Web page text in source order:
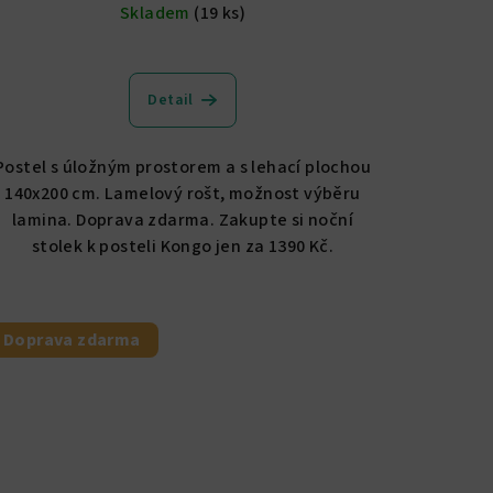
Skladem (19 ks)
Detail
s úložným prostorem a s lehací plochou
140x200 cm. Lamelový rošt, možnost výběru
lamina. Doprava zdarma. Zakupte si noční
stolek k posteli Kongo jen za 1390 Kč.
Doprava zdarma